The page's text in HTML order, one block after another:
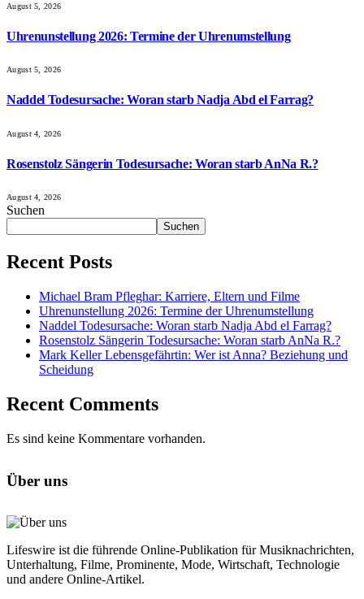
August 5, 2026
Uhrenunstellung 2026: Termine der Uhrenumstellung
August 5, 2026
Naddel Todesursache: Woran starb Nadja Abd el Farrag?
August 4, 2026
Rosenstolz Sängerin Todesursache: Woran starb AnNa R.?
August 4, 2026
Suchen
Suchen
Recent Posts
Michael Bram Pfleghar: Karriere, Eltern und Filme
Uhrenunstellung 2026: Termine der Uhrenumstellung
Naddel Todesursache: Woran starb Nadja Abd el Farrag?
Rosenstolz Sängerin Todesursache: Woran starb AnNa R.?
Mark Keller Lebensgefährtin: Wer ist Anna? Beziehung und
Scheidung
Recent Comments
Es sind keine Kommentare vorhanden.
Über uns
Lifeswire ist die führende Online-Publikation für Musiknachrichten,
Unterhaltung, Filme, Prominente, Mode, Wirtschaft, Technologie
und andere Online-Artikel.